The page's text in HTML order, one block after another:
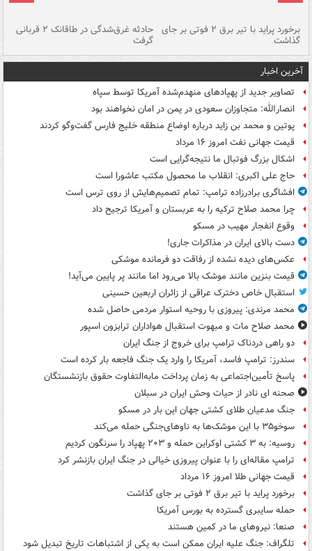
برخورد پراید با تیر برق ۲ فوتی بر جای
گذاشت
حادثه غرق‌شدگی در طاقانک ۲ قربانی
گرفت
آخرین اخبار
تصاویر جدید از پهپادهای منهدم‌شده آمریکا توسط سپاه
انصارالله: متجاوزان سعودی در یمن در امان نخواهند بود
پوتین و محمد بن زاید درباره اوضاع منطقه خلیج فارس گفت‌وگو کردند
قیمت جهانی نفت امروز ۱۶ مرداد
اشکال بزرگ فوتبال ما نتیجه‌گرایی است
حاج علی اکبری: انقلاب ما محصول مکتب عاشورا است
افشاگری برادرزاده ترامپ: تمام تصمیم‌هایش از روی ترس است
چرا محمد صلاح ترکیه را به عربستان و آمریکا ترجیح داد
وقوع انفجار مهیب در مسکو
دست بالای ایران در مذاکرات جاری!
عکس‌های دیده نشده از رفاقت دو فرمانده‌ موشکی
قیمت بنزین مانند موشک بالا می‌رود اما مانند پر پایین می‌آید!
استقبال خاص دخترک عراقی از زائران اربعین حسینی
محمد مرندی: پیروزی با روحیه استوار مردمی حاصل شده
محمد صلاح مات و مبهوت استقبال هواداران ترابزون اسپور
دو راهی دردناک ترامپ برای خروج از جنگ ایران
سندرز: ترامپ فاسد، آمریکا را وارد یک جنگ فاجعه بار کرده است
پاسخ تأمین‌اجتماعی به زمان پرداخت مابه‌التفاوت حقوق بازنشستگان
صحنه ای نادر از حیات وحش ایران در سبلان
جنگ مدعیان طلای کشتی جهان این بار در مسکو
سوخو۳۵ با این موشک‌ها به ناوهای‌جنگی حمله می‌کند
روسیه: به ۳ کشتی اوکراین حمله و ۲۰۳ پهپاد را سرنگون کردیم
ترامپ مقاله‌ای را با عنوان پیروزی خیالی در جنگ ایران بازنشر کرد
قیمت جهانی طلا امروز ۱۶ مرداد
برخورد پراید با تیر برق ۲ فوتی بر جای گذاشت
حمله سایبری گسترده به بورس آمریکا
صنعا: نیروهای ما در کمین‌ هستند
تلگراف: جنگ علیه ایران ممکن است به یکی از اشتباهات تاریخ تبدیل شود